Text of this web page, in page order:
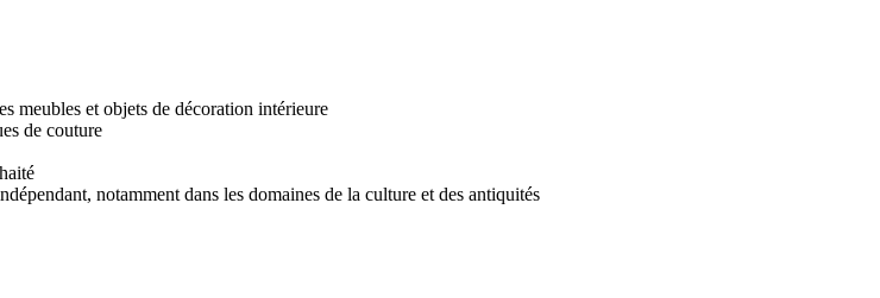
meubles et objets de décoration intérieure
de couture
notamment dans les domaines de la culture et des antiquités